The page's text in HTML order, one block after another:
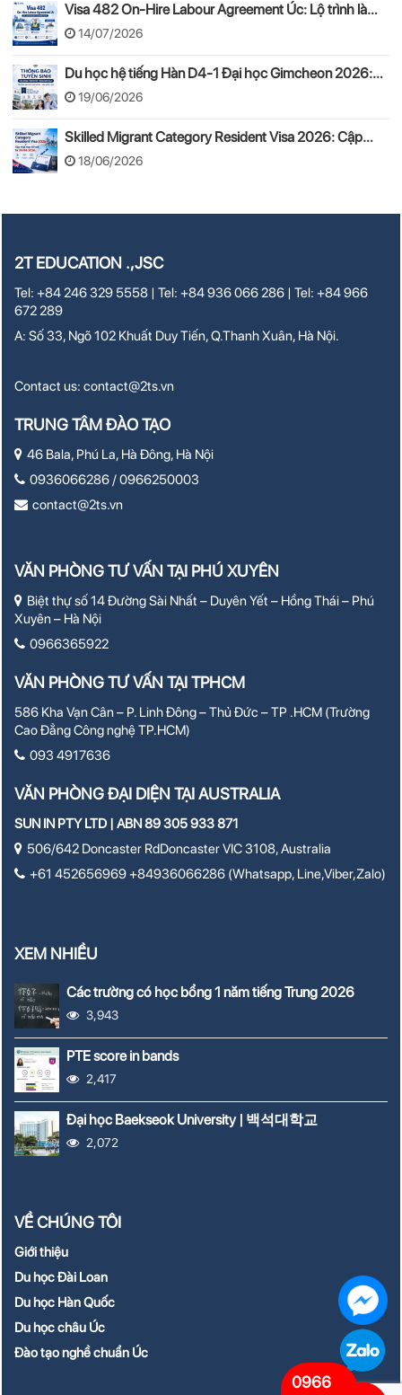
Visa 482 On-Hire Labour Agreement Úc: Lộ trình làm
việc hợp pháp theo mô hình On-Hire
14/07/2026
Du học hệ tiếng Hàn D4-1 Đại học Gimcheon 2026:
Tuyển sinh, chi phí, hồ sơ
19/06/2026
Skilled Migrant Category Resident Visa 2026: Cập
nhật thay đổi mới từ 24/08/2026
18/06/2026
2T EDUCATION .,JSC
Tel: +84 246 329 5558 | Tel: +84 936 066 286 | Tel: +84 966
672 289
A: Số 33, Ngõ 102 Khuất Duy Tiến, Q.Thanh Xuân, Hà Nội.
Contact us:contact@2ts.vn
TRUNG TÂM ĐÀO TẠO
46 Bala, Phú La, Hà Đông, Hà Nội
0936066286 / 0966250003
contact@2ts.vn
VĂN PHÒNG TƯ VẤN TẠI PHÚ XUYÊN
Biệt thự số 14 Đường Sài Nhất – Duyên Yết – Hồng Thái – Phú
Xuyên – Hà Nội
0966365922
VĂN PHÒNG TƯ VẤN TẠI TPHCM
586 Kha Vạn Cân – P. Linh Đông – Thủ Đức – TP .HCM (Trường
Cao Đẳng Công nghệ TP.HCM)
093 4917636
VĂN PHÒNG ĐẠI DIỆN TẠI AUSTRALIA
SUN IN PTY LTD | ABN 89 305 933 871
506/642 Doncaster RdDoncaster VIC 3108, Australia
+61 452656969 +84936066286 (Whatsapp, Line,Viber,Zalo)
XEM NHIỀU
Các trường có học bổng 1 năm tiếng Trung 2026
3,943
PTE score in bands
2,417
Đại học Baekseok University | 백석대학교
2,072
VỀ CHÚNG TÔI
Giới thiệu
Du học Đài Loan
Du học Hàn Quốc
Du học châu Úc
Đào tạo nghề chuẩn Úc
0966